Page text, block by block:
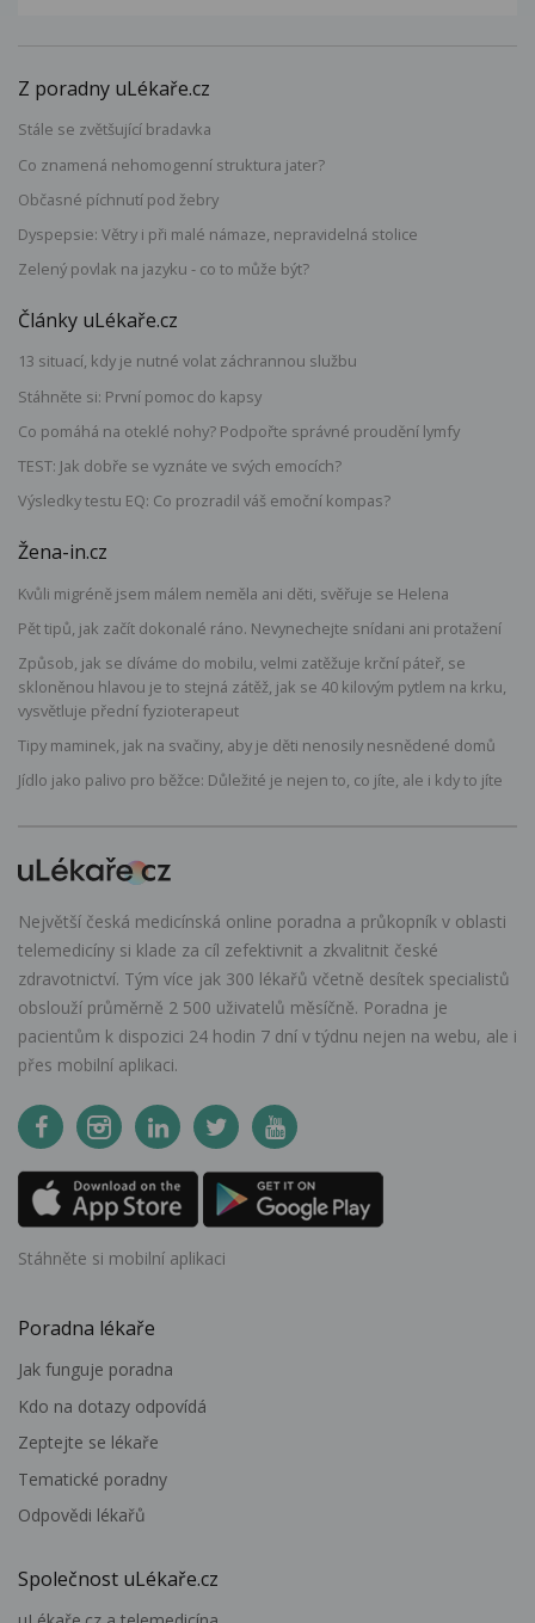
Z poradny uLékaře.cz
Stále se zvětšující bradavka
Co znamená nehomogenní struktura jater?
Občasné píchnutí pod žebry
Dyspepsie: Větry i při malé námaze, nepravidelná stolice
Zelený povlak na jazyku - co to může být?
Články uLékaře.cz
13 situací, kdy je nutné volat záchrannou službu
Stáhněte si: První pomoc do kapsy
Co pomáhá na oteklé nohy? Podpořte správné proudění lymfy
TEST: Jak dobře se vyznáte ve svých emocích?
Výsledky testu EQ: Co prozradil váš emoční kompas?
Žena-in.cz
Kvůli migréně jsem málem neměla ani děti, svěřuje se Helena
Pět tipů, jak začít dokonalé ráno. Nevynechejte snídani ani protažení
Způsob, jak se díváme do mobilu, velmi zatěžuje krční páteř, se
skloněnou hlavou je to stejná zátěž, jak se 40 kilovým pytlem na krku,
vysvětluje přední fyzioterapeut
Tipy maminek, jak na svačiny, aby je děti nenosily nesnědené domů
Jídlo jako palivo pro běžce: Důležité je nejen to, co jíte, ale i kdy to jíte
Největší česká medicínská online poradna a průkopník v oblasti
telemedicíny si klade za cíl zefektivnit a zkvalitnit české
zdravotnictví. Tým více jak 300 lékařů včetně desítek specialistů
obslouží průměrně 2 500 uživatelů měsíčně. Poradna je
pacientům k dispozici 24 hodin 7 dní v týdnu nejen na webu, ale i
přes mobilní aplikaci.
Stáhněte si mobilní aplikaci
Poradna lékaře
Jak funguje poradna
Kdo na dotazy odpovídá
Zeptejte se lékaře
Tematické poradny
Odpovědi lékařů
Společnost uLékaře.cz